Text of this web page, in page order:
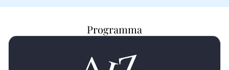
Programma